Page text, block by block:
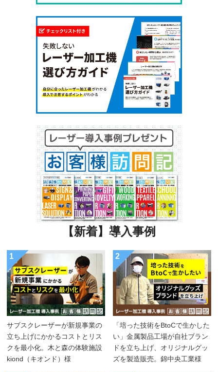
【新着】導入事例
1
サブスクレーザーが新規事業の
立ち上げにかかるコストとリス
クを最小化。木と森の体験施設
kiond（キオンド）様
2
「培った技術をBtoCで生かした
い」金属製品工場が自社ブラン
ドを立ち上げ、オリジナルグッ
ズを製造販売。錦中央工業様